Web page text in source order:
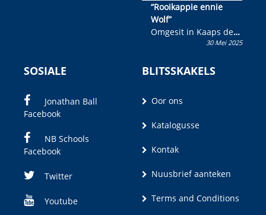
“Rooikappie ennie
Wolf”
Omgesit in Kaaps deur
Olivia M. Coetzee30 Mei 2025
SOSIALE
Jonathan Ball
Facebook
NB Schools
Facebook
Twitter
Youtube
BLITSSKAKELS
Oor ons
Katalogusse
Kontak
Nuusbrief aanteken
Terms and Conditions